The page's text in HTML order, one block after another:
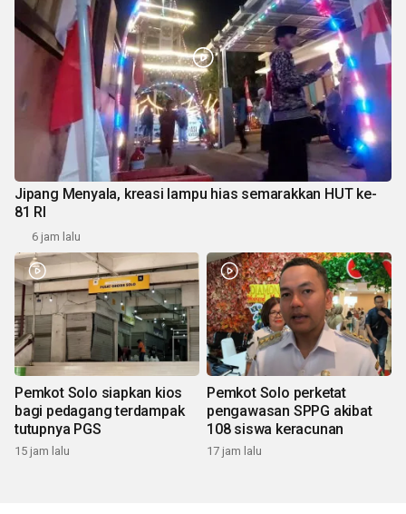
Jipang Menyala, kreasi lampu hias semarakkan HUT ke-
81 RI
6 jam lalu
Pemkot Solo siapkan kios
bagi pedagang terdampak
tutupnya PGS
15 jam lalu
Pemkot Solo perketat
pengawasan SPPG akibat
108 siswa keracunan
17 jam lalu